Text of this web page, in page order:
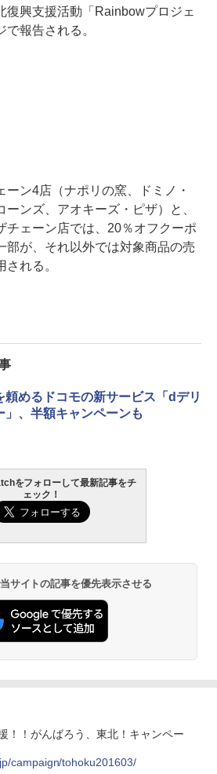
復興支援活動「Rainbowプロジェ
報告される。
ン4店（ナポリの窯、ドミノ・
ーンズ、アオキーズ・ピザ）と、
チェーン店では、20％オフクーポ
部が、それ以外では対象商品の売
される。
頼めるドコモの新サービス「dデリ
」、半額キャンペーンも
をフォローして最新記事をチ
ェック！
サイトの記事を優先表示させる
！！がんばろう、東北！キャンペー
campaign/tohoku201603/